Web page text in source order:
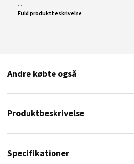
...
Fuld produktbeskrivelse
Andre købte også
Produktbeskrivelse
Specifikationer